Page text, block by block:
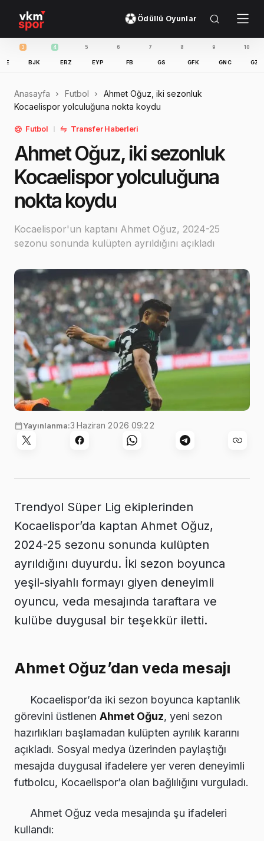
Ödüllü Oyunlar
4
ERZ
5
EYP
6
FB
7
GS
8
GFK
9
GNC
10
GZT
11
IBFK
Anasayfa Futbol
Ahmet Oğuz, iki sezonluk
Kocaelispor yolculuğuna nokta koydu
Futbol Transfer Haberleri
Ahmet Oğuz, iki sezonluk
Kocaelispor yolculuğuna
nokta koydu
Kocaelispor'un kaptanı Ahmet Oğuz, 2024-25
sezonu sonunda kulüpten ayrıldığını açıkladı
Yayınlanma:3 Haziran 2026 09:22
Trendyol Süper Lig ekiplerinden
Kocaelispor’da kaptan Ahmet Oğuz,
2024-25 sezonu sonunda kulüpten
ayrıldığını duyurdu. İki sezon boyunca
yeşil-siyahlı formayı giyen deneyimli
oyuncu, veda mesajında taraftara ve
kulübe duygusal bir teşekkür iletti.
Ahmet Oğuz’dan veda mesajı
Kocaelispor’da iki sezon boyunca kaptanlık
görevini üstlenen Ahmet Oğuz, yeni sezon
hazırlıkları başlamadan kulüpten ayrılık kararını
açıkladı. Sosyal medya üzerinden paylaştığı
mesajda duygusal ifadelere yer veren deneyimli
futbolcu, Kocaelispor’a olan bağlılığını vurguladı.
Ahmet Oğuz veda mesajında şu ifadeleri
kullandı: